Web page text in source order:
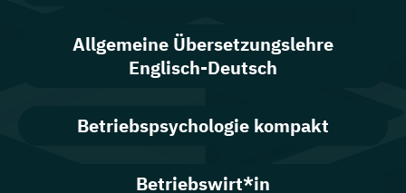
Allgemeine Übersetzungslehre
Englisch-Deutsch
Betriebspsychologie kompakt
Betriebswirt*in